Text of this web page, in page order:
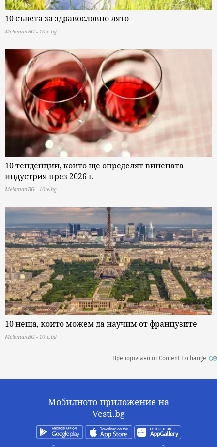
10 съвета за здравословно лято
MelomanBG - 10te.bg
10 тенденции, които ще определят винената
индустрия през 2026 г.
MelomanBG - 10te.bg
10 неща, които можем да научим от французите
MelomanBG - 10te.bg
Препоръчано от Content Exchange
Мобилното приложение на
Vesti.bg